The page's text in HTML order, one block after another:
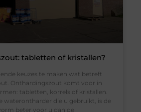
tabletten of kristallen?
keuzes te maken wat betreft
Onthardingszout komt voor in
tabletten, korrels of kristallen.
waterontharder die u gebruikt, is de
beter voor u dan de